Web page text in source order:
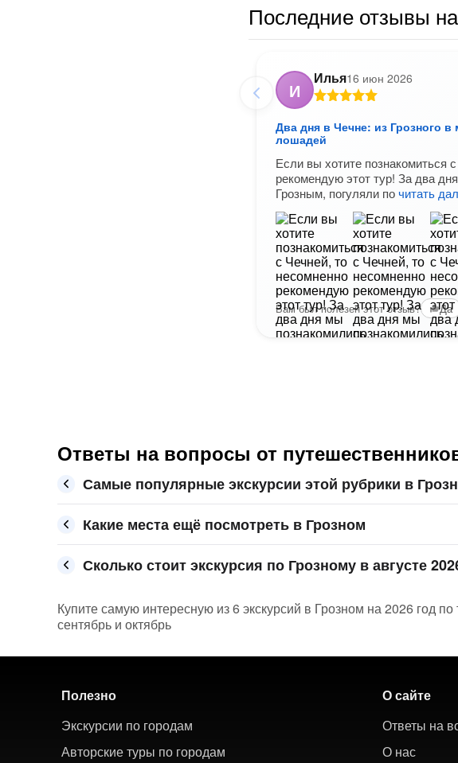
Последние отзывы
И
Илья16 июн 2026
Два дня в Чечне: из Грозного
лошадей
Если вы хотите познакомиться
рекомендую этот тур! За два
Грозным, погуляли почитать
Вам был полезен этот отзыв? Да
Ответы на вопросы от
Самые популярные экскурсии этой рубрики в
Какие места ещё посмотреть в Грозном
Сколько стоит экскурсия по Грозному в августе
Купите самую интересную из 6 экскурсий в Грозном на 2026 год
сентябрь и октябрь
Полезно
Экскурсии по городам
Авторские туры по городам
О сайте
Ответы на
О нас